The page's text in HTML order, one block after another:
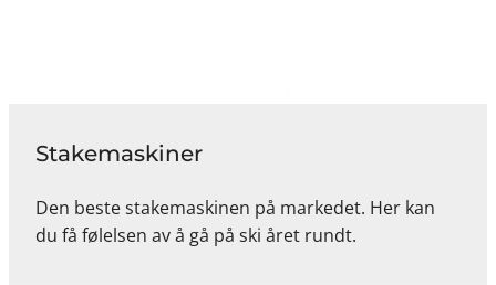
Stakemaskiner
Den beste stakemaskinen på markedet. Her kan
du få følelsen av å gå på ski året rundt.